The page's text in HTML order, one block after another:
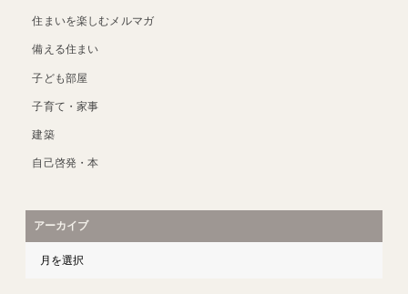
住まいを楽しむメルマガ
備える住まい
子ども部屋
子育て・家事
建築
自己啓発・本
アーカイブ